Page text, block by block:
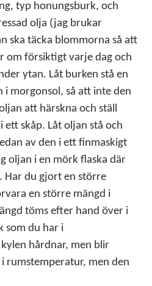
typ honungsburk, och
olja (jag brukar
ska täcka blommorna så att
om försiktigt varje dag och
ytan. Låt burken stå en
morgonsol, så att inte den
att härskna och ställ
ett skåp. Låt oljan stå och
av den i ett finmaskigt
oljan i en mörk flaska där
Har du gjort en större
en större mängd i
töms efter hand över i
som du har i
hårdnar, men blir
rumstemperatur, men den